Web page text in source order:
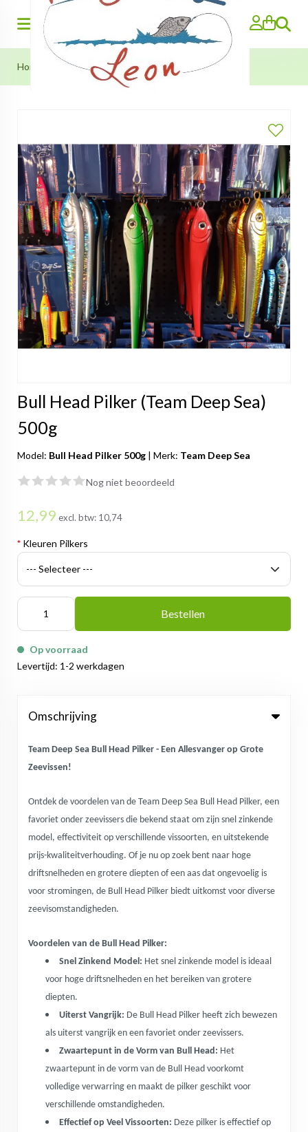
Zoeken
Home Bull Head Pilker (Team Deep Sea) 500g
Bull Head Pilker (Team Deep Sea)
500g
Model: Bull Head Pilker 500g | Merk: Team Deep Sea
Nog niet beoordeeld
12,99 excl. btw: 10,74
* Kleuren Pilkers
Bestellen
Op voorraad
Levertijd: 1-2 werkdagen
Omschrijving
Team Deep Sea Bull Head Pilker - Een Allesvanger op Grote
Zeevissen!
Ontdek de voordelen van de Team Deep Sea Bull Head Pilker, een
favoriet onder zeevissers die bekend staat om zijn snel zinkende
model, effectiviteit op verschillende vissoorten, en uitstekende
prijs-kwaliteitverhouding. Of je nu op zoek bent naar hoge
driftsnelheden en grotere diepten of een aas dat ongevoelig is
voor stromingen, de Bull Head Pilker biedt uitkomst voor diverse
zeevisomstandigheden.
Voordelen van de Bull Head Pilker:
Snel Zinkend Model: Het snel zinkende model is ideaal
voor hoge driftsnelheden en het bereiken van grotere
diepten.
Uiterst Vangrijk: De Bull Head Pilker heeft zich bewezen
als uiterst vangrijk en een favoriet onder zeevissers.
Zwaartepunt in de Vorm van Bull Head: Het
zwaartepunt in de vorm van de Bull Head voorkomt
volledige verwarring en maakt de pilker geschikt voor
verschillende omstandigheden.
Effectief op Veel Vissoorten: Deze pilker is effectief op